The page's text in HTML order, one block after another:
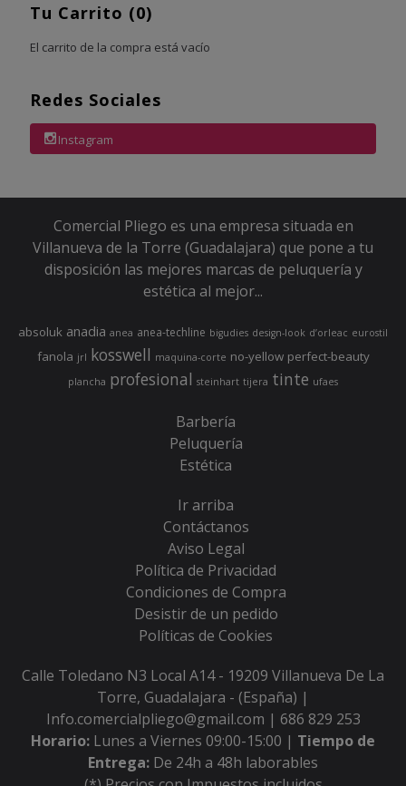
Tu Carrito (0)
El carrito de la compra está vacío
Redes Sociales
Instagram
Comercial Pliego es una empresa situada en
Villanueva de la Torre (Guadalajara) que pone a tu
disposición las mejores marcas de peluquería y
estética al mejor...
absoluk anadia anea anea-techline bigudies design-look d’orleac eurostil
fanola jrl kosswell maquina-corte no-yellow perfect-beauty
plancha profesional steinhart tijera tinte ufaes
Barbería
Peluquería
Estética
Ir arriba
Contáctanos
Aviso Legal
Política de Privacidad
Condiciones de Compra
Desistir de un pedido
Políticas de Cookies
Calle Toledano N3 Local A14 - 19209 Villanueva De La
Torre, Guadalajara - (España) |
Info.comercialpliego@gmail.com | 686 829 253
Horario: Lunes a Viernes 09:00-15:00 | Tiempo de
Entrega: De 24h a 48h laborables